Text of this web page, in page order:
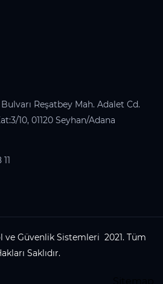
Reşatbey Mah. Adalet Cd.
10, 01120 Seyhan/Adana
Güvenlik Sistemleri 2021. Tüm
Saklıdır.